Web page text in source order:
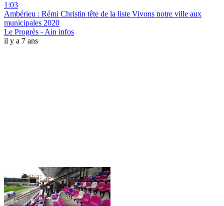
1:03
Ambérieu : Rémi Christin tête de la liste Vivons notre ville aux
municipales 2020
Le Progrès - Ain infos
il y a 7 ans